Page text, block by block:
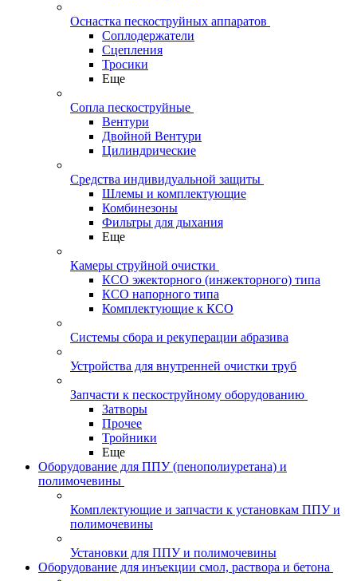
Оснастка пескоструйных аппаратов
Соплодержатели
Сцепления
Тросики
Еще
Сопла пескоструйные
Вентури
Двойной Вентури
Цилиндрические
Средства индивидуальной защиты
Шлемы и комплектующие
Комбинезоны
Фильтры для дыхания
Еще
Камеры струйной очистки
КСО эжекторного (инжекторного) типа
КСО напорного типа
Комплектующие к КСО
Системы сбора и рекуперации абразива
Устройства для внутренней очистки труб
Запчасти к пескоструйному оборудованию
Затворы
Прочее
Тройники
Еще
Оборудование для ППУ (пенополиуретана) и
полимочевины
Комплектующие и запчасти к установкам ППУ и
полимочевины
Установки для ППУ и полимочевины
Оборудование для инъекции смол, раствора и бетона